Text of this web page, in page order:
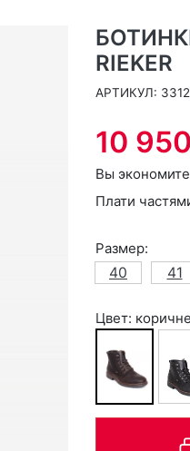
RIEKER
АРТИКУЛ:
10
Вы
Плати
Размер:
40
41
Цвет: